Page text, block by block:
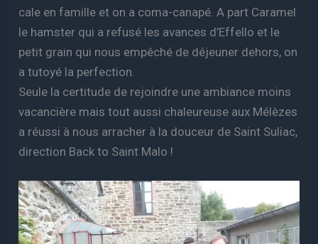
cale en famille et on a coma-canapé. A part Caramel
le hamster qui a refusé les avances d’Effello et le
petit grain qui nous empêché de déjeuner dehors, on
a tutoyé la perfection.
Seule la certitude de rejoindre une ambiance moins
vacancière mais tout aussi chaleureuse aux Mélèzes
a réussi à nous arracher à la douceur de Saint Suliac,
direction Back to Saint Malo !